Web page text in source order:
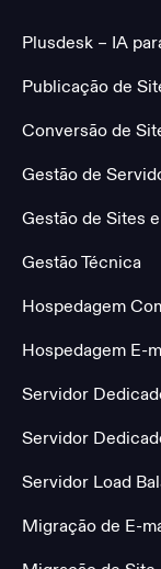
Plusdesk – IA
Publicação de
Conversão de
Gestão de
Gestão de Sites
Gestão Técnica
Hospedagem
Hospedagem E-
Servidor
Servidor
Servidor Load
Migração de E-